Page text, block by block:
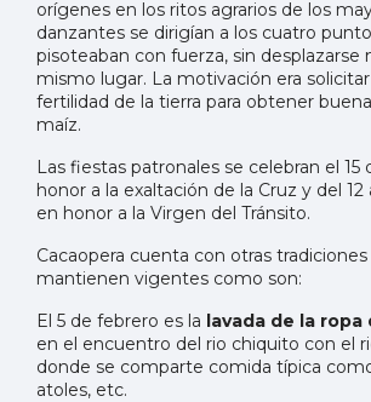
orígenes en los ritos agrarios de los
danzantes se dirigían a los cuatro
pisoteaban con fuerza, sin desplazarse
mismo lugar. La motivación era
fertilidad de la tierra para obtener
maíz.
Las fiestas patronales se celebran el 15
honor a la exaltación de la Cruz y del 12
en honor a la Virgen del Tránsito.
Cacaopera cuenta con otras
mantienen vigentes como son:
El 5 de febrero es la lavada de la ropa
en el encuentro del rio chiquito con el
donde se comparte comida típica
atoles, etc.